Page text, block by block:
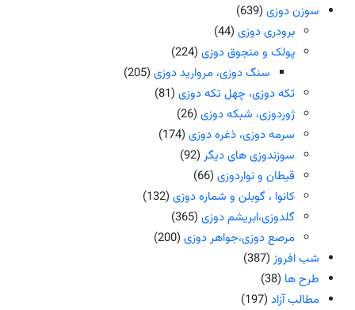
سوزن دوزی(639)
برودری دوزی(44)
پولک و منجوق دوزی(224)
سنگ دوزی، مروارید دوزی(205)
تکه دوزی، چهل تکه دوزی(81)
ژوردوزی، شبکه دوزی(26)
سرمه دوزی، ذغره دوزی(174)
سوزندوزی های دیگر(92)
قیطان و نواردوزی(66)
کانوا ، گوبلن و شماره دوزی(132)
گلدوزی،ابریشم دوزی(365)
مرصع دوزی،جواهر دوزی(200)
شب افروز(387)
طرح ها(38)
مطالب آزاد(197)